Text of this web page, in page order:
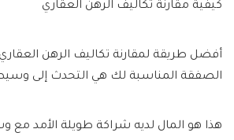
كيفية مقارنة تكاليف الرهن العقاري
أفضل طريقة لمقارنة تكاليف الرهن
الصفقة المناسبة لك هي التحدث إلى
هذا هو المال لديه شراكة طويلة الأمد